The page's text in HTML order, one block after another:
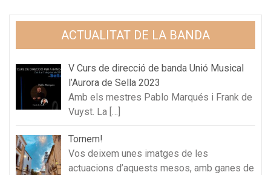
ACTUALITAT DE LA BANDA
V Curs de direcció de banda Unió Musical
l’Aurora de Sella 2023
Amb els mestres Pablo Marqués i Frank de
Vuyst. La […]
Tornem!
Vos deixem unes imatges de les
actuacions d’aquests mesos, amb ganes de